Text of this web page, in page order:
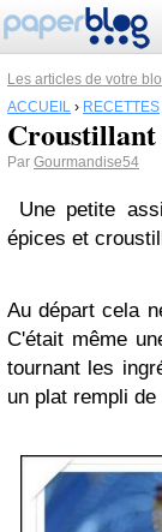
Les articles de votre
ACCUEIL › RECETTES
Croustillant
Par Gourmandise54
Une petite
épices et
Au départ cela
C'était même
tournant les
un plat rempli